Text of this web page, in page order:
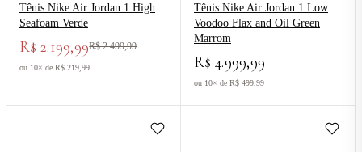
Tênis Nike Air Jordan 1 High
Seafoam Verde
R$ 2.199,99R$ 2.499,99
ou 10× de R$ 219,99
Tênis Nike Air Jordan 1 Low
Voodoo Flax and Oil Green
Marrom
R$ 4.999,99
ou 10× de R$ 499,99